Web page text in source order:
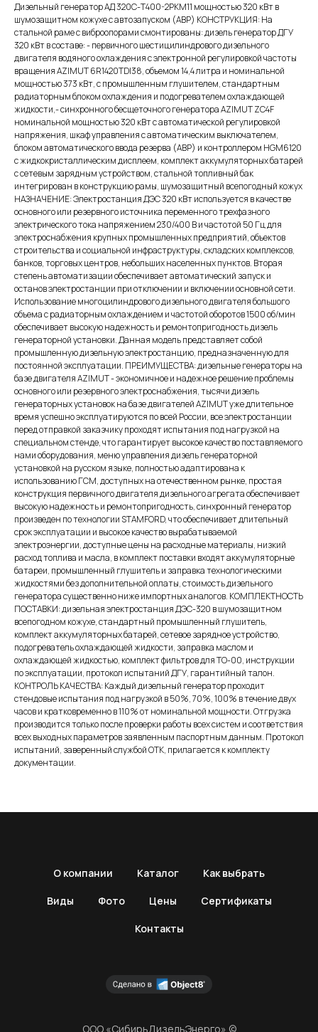
Дизельный генератор АД 320С-Т400-2РКМ11 мощностью 320 кВт в
шумозащитном кожухе с автозапуском (АВР) КОНСТРУКЦИЯ: На
стальной раме с виброопорами смонтированы: дизель генератор ДГУ
320 кВт в составе: - первичного шестицилиндрового дизельного
двигателя водяного охлаждения с электронной регулировкой частоты
вращения AZIMUT 6R1420TDI38, объемом 14,4 литра и номинальной
мощностью 373 кВт, с промышленным глушителем, стандартным
радиаторным блоком охлаждения и подогревателем охлаждающей
жидкости,- синхронного бесщеточного генератора AZIMUT ZC4F
номинальной мощностью 320 кВт c автоматической регулировкой
напряжения, шкаф управления с автоматическим выключателем,
блоком автоматического ввода резерва (АВР) и контроллером HGM6120
с жидкокристаллическим дисплеем, комплект аккумуляторных батарей
с сетевым зарядным устройством, стальной топливный бак
интегрирован в конструкцию рамы, шумозащитный всепогодный кожух
НАЗНАЧЕНИЕ: Электростанция ДЭС 320 кВт используется в качестве
основного или резервного источника переменного трехфазного
электрического тока напряжением 230/400 В и частотой 50 Гц для
электроснабжения крупных промышленных предприятий, объектов
строительства и социальной инфраструктуры, складских комплексов,
банков, торговых центров, небольших населенных пунктов. Вторая
степень автоматизации обеспечивает автоматический запуск и
останов электростанции при отключении и включении основной сети.
Использование многоцилиндрового дизельного двигателя большого
объема с радиаторным охлаждением и частотой оборотов 1500 об/мин
обеспечивает высокую надежность и ремонтопригодность дизель
генераторной установки. Данная модель представляет собой
промышленную дизельную электростанцию, предназначенную для
постоянной эксплуатации. ПРЕИМУЩЕСТВА: дизельные генераторы на
базе двигателя AZIMUT - экономичное и надежное решение проблемы
основного или резервного электроснабжения, тысячи дизель
генераторных установок на базе двигателей AZIMUT уже длительное
время успешно эксплуатируются по всей России, все электростанции
перед отправкой заказчику проходят испытания под нагрузкой на
специальном стенде, что гарантирует высокое качество поставляемого
нами оборудования, меню управления дизель генераторной
установкой на русском языке, полностью адаптирована к
использованию ГСМ, доступных на отечественном рынке, простая
конструкция первичного двигателя дизельного агрегата обеспечивает
высокую надежность и ремонтопригодность, синхронный генератор
произведен по технологии STAMFORD, что обеспечивает длительный
срок эксплуатации и высокое качество вырабатываемой
электроэнергии, доступные цены на расходные материалы, низкий
расход топлива и масла, в комплект поставки входят аккумуляторные
батареи, промышленный глушитель и заправка технологическими
жидкостями без дополнительной оплаты, стоимость дизельного
генератора существенно ниже импортных аналогов. КОМПЛЕКТНОСТЬ
ПОСТАВКИ: дизельная электростанция ДЭС-320 в шумозащитном
всепогодном кожухе, стандартный промышленный глушитель,
комплект аккумуляторных батарей, сетевое зарядное устройство,
подогреватель охлаждающей жидкости, заправка маслом и
охлаждающей жидкостью, комплект фильтров для ТО-00, инструкции
по эксплуатации, протокол испытаний ДГУ, гарантийный талон.
КОНТРОЛЬ КАЧЕСТВА: Каждый дизельный генератор проходит
стендовые испытания под нагрузкой в 50%, 70%, 100% в течение двух
часов и кратковременно в 110% от номинальной мощности. Отгрузка
производится только после проверки работы всех систем и соответствия
всех выходных параметров заявленным паспортным данным. Протокол
испытаний, заверенный службой ОТК, прилагается к комплекту
документации.
О компании Каталог Как выбрать
Виды Фото Цены Сертификаты
Контакты
ООО «СибирьДизельЭнерго» ©